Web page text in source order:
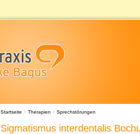
Startseite > Therapien > Sprechstörungen
Sigmatismus interdentalis